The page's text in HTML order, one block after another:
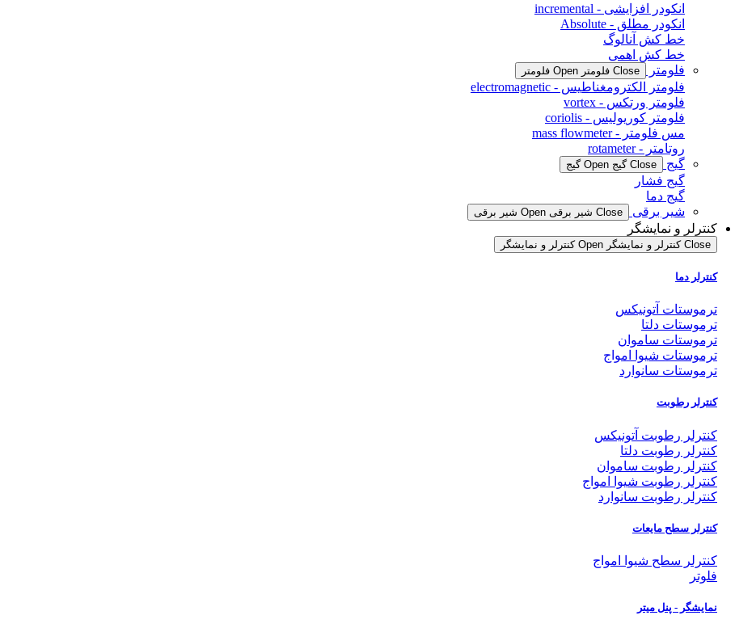
انکودر افزایشی - incremental
انکودر مطلق - Absolute
خط کش آنالوگ
خط کش اهمی
فلومتر
Close فلومتر Open فلومتر
فلومتر الکترومغناطیس - electromagnetic
فلومتر ورتکس - vortex
فلومتر کوریولیس - coriolis
مس فلومتر - mass flowmeter
روتامتر - rotameter
گیج
Close گیج Open گیج
گیج فشار
گیج دما
شیر برقی
Close شیر برقی Open شیر برقی
کنترلر و نمایشگر
Close کنترلر و نمایشگر Open کنترلر و نمایشگر
کنترلر دما
ترموستات آتونیکس
ترموستات دلتا
ترموستات ساموان
ترموستات شیوا امواج
ترموستات سانوارد
کنترلر رطوبت
کنترلر رطوبت آتونیکس
کنترلر رطوبت دلتا
کنترلر رطوبت ساموان
کنترلر رطوبت شیوا امواج
کنترلر رطوبت سانوارد
کنترلر سطح مایعات
کنترلر سطح شیوا امواج
فلوتر
نمایشگر - پنل میتر